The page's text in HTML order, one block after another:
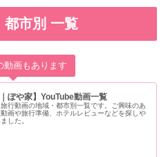
都市別 一覧
動画もあります
｜ぽや家】YouTube動画一覧
行動画の地域・都市別一覧です。ご興味のあ
画や旅行準備、ホテルレビューなどを探しや
した。